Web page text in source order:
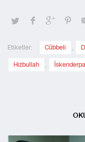
Etiketler: Cübbeli ,
Hizbullah ,